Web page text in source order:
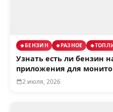
БЕНЗИН РАЗНОЕ
Узнать есть ли бензин
приложения для
2 июля, 2026